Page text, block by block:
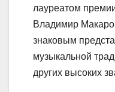
лауреатом
Владимир
знаковым
музыкальной
других высоких